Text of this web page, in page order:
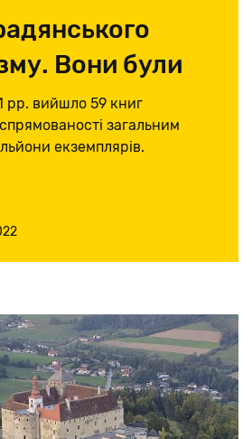
Вони були
рр. вийшло 59 книг
спрямованості загальним
екземплярів.